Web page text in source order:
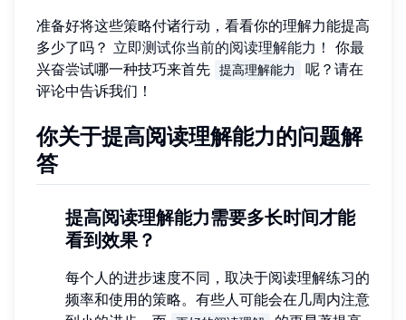
准备好将这些策略付诸行动，看看你的理解力能提高
多少了吗？ 立即测试你当前的阅读理解能力！ 你最
兴奋尝试哪一种技巧来首先
提高理解能力
呢？请在
评论中告诉我们！
你关于提高阅读理解能力的问题解
答
提高阅读理解能力需要多长时间才能
看到效果？
每个人的进步速度不同，取决于阅读理解练习的
频率和使用的策略。有些人可能会在几周内注意